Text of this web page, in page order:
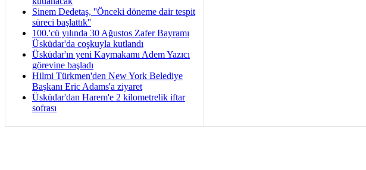
Sinem Dedetaş, ''Önceki döneme dair tespit
süreci başlattık''
100.'cü yılında 30 Ağustos Zafer Bayramı
Üsküdar'da coşkuyla kutlandı
Üsküdar'ın yeni Kaymakamı Adem Yazıcı
görevine başladı
Hilmi Türkmen'den New York Belediye
Başkanı Eric Adams'a ziyaret
Üsküdar'dan Harem'e 2 kilometrelik iftar
sofrası